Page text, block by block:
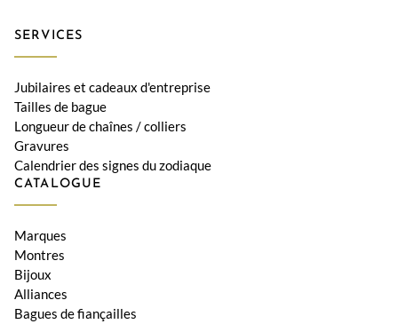
SERVICES
Jubilaires et cadeaux d'entreprise
Tailles de bague
Longueur de chaînes / colliers
Gravures
Calendrier des signes du zodiaque
CATALOGUE
Marques
Montres
Bijoux
Alliances
Bagues de fiançailles